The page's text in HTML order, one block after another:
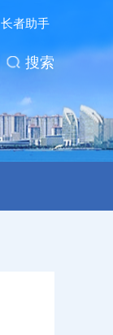
长者助手
搜索